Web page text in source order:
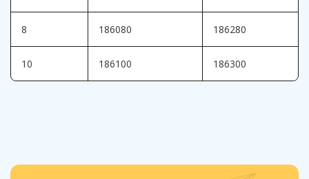
8 186080 186280
10 186100 186300